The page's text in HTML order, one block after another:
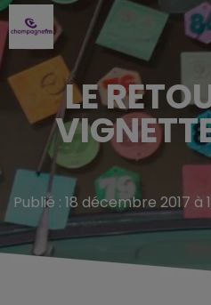
LE
Publié : 18 décembre 2017 à